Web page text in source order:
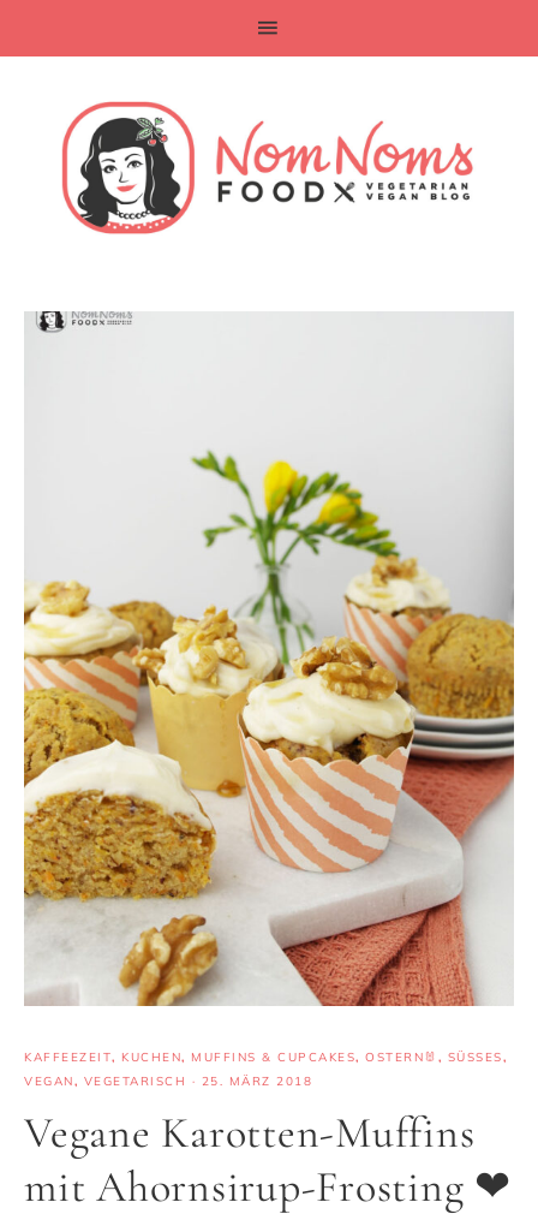
KAFFEEZEIT, KUCHEN, MUFFINS & CUPCAKES, OSTERN🐰 , SÜSSES
,
VEGAN, VEGETARISCH · 25. MÄRZ 2018
Vegane Karotten-Muffins
mit Ahornsirup-Frosting ❤